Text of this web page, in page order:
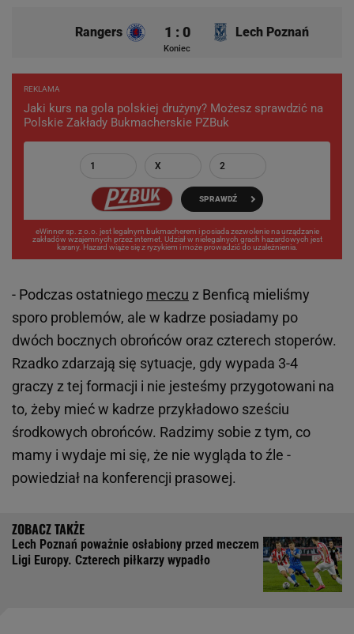
Rangers 1 : 0
Koniec
Lech Poznań
REKLAMA
Jaki kurs na gola polskiej drużyny? Możesz sprawdzić na
Polskie Zakłady Bukmacherskie PZBuk
1 X 2
SPRAWDŹ
eWinner sp. z o.o. jest legalnym bukmacherem i posiada zezwolenie na urządzanie
zakładów wzajemnych przez internet. Udział w nielegalnych grach hazardowych jest
karany. Hazard wiąże się z ryzykiem i może prowadzić do uzależnienia.
- Podczas ostatniego meczu z Benficą mieliśmy
sporo problemów, ale w kadrze posiadamy po
dwóch bocznych obrońców oraz czterech stoperów.
Rzadko zdarzają się sytuacje, gdy wypada 3-4
graczy z tej formacji i nie jesteśmy przygotowani na
to, żeby mieć w kadrze przykładowo sześciu
środkowych obrońców. Radzimy sobie z tym, co
mamy i wydaje mi się, że nie wygląda to źle -
powiedział na konferencji prasowej.
Lech Poznań poważnie osłabiony przed meczem
Ligi Europy. Czterech piłkarzy wypadło